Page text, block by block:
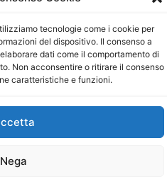
tecnologie come i cookie per
del dispositivo. Il consenso a
dati come il comportamento di
Non acconsentire o ritirare il consenso
caratteristiche e funzioni.
Nega
srl– info@ladigitale.it